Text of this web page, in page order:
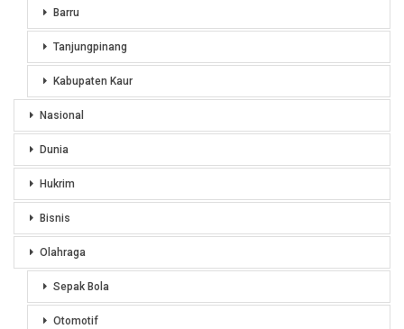
Barru
Tanjungpinang
Kabupaten Kaur
Nasional
Dunia
Hukrim
Bisnis
Olahraga
Sepak Bola
Otomotif